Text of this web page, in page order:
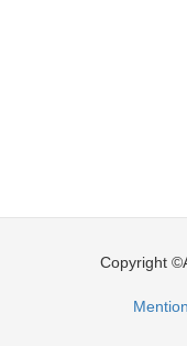
Copyright